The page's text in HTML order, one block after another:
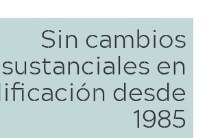
Sin cambios
sustanciales en
desde
1985